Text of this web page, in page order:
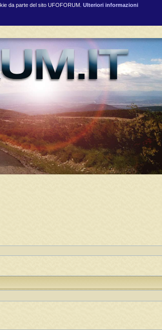
da parte del sito UFOFORUM. Ulteriori informazioni